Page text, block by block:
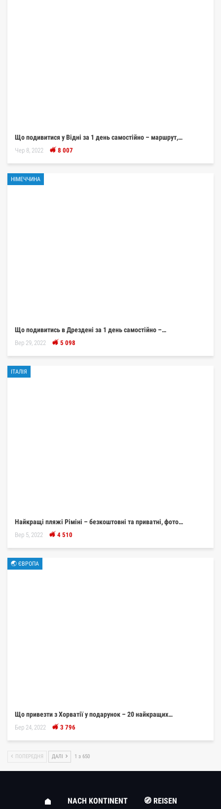
Що подивитися у Відні за 1 день самостійно – маршрут,…
Чер 8, 2022 8 007
НІМЕЧЧИНА
Що подивитись в Дрездені за 1 день самостійно –…
Вер 29, 2022 5 098
ІТАЛІЯ
Найкращі пляжі Ріміні – безкоштовні та приватні, фото…
Вер 5, 2022 4 510
🌏 ЄВРОПА
Що привезти з Хорватії у подарунок – 20 найкращих…
Бер 24, 2022 3 796
ПОПЕРЕДНЯ ДАЛІ 1 з 650
NACH KONTINENT 🧭 REISEN